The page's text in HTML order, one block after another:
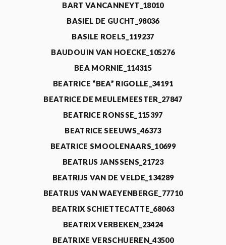
BART VANCANNEYT_18010
BASIEL DE GUCHT_98036
BASILE ROELS_119237
BAUDOUIN VAN HOECKE_105276
BEA MORNIE_114315
BEATRICE “BEA” RIGOLLE_34191
BEATRICE DE MEULEMEESTER_27847
BEATRICE RONSSE_115397
BEATRICE SEEUWS_46373
BEATRICE SMOOLENAARS_10699
BEATRIJS JANSSENS_21723
BEATRIJS VAN DE VELDE_134289
BEATRIJS VAN WAEYENBERGE_77710
BEATRIX SCHIETTECATTE_68063
BEATRIX VERBEKEN_23424
BEATRIXE VERSCHUEREN_43500